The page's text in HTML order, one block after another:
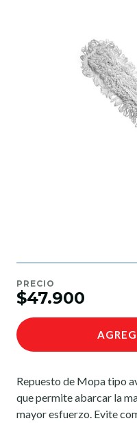
PRECIO
$47.900
Repuesto de Mopa tipo
que permite abarcar la
mayor esfuerzo. Evite